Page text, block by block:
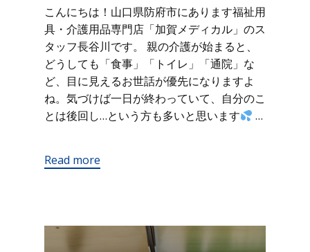
こんにちは！山口県防府市にあります福祉用
具・介護用品専門店「加賀メディカル」のス
タッフ長谷川です。 親の介護が始まると、
どうしても「食事」「トイレ」「通院」な
ど、目に見えるお世話が優先になりますよ
ね。気づけば一日が終わっていて、自分のこ
とは後回し…という方も多いと思います
…
Read more